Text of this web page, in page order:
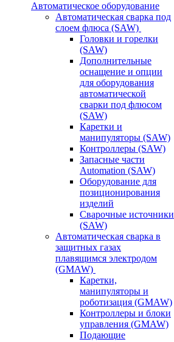
Автоматическое оборудование
Автоматическая сварка под
слоем флюса (SAW)
Головки и горелки
(SAW)
Дополнительные
оснащение и опции
для оборудования
автоматической
сварки под флюсом
(SAW)
Каретки и
манипуляторы (SAW)
Контроллеры (SAW)
Запасные части
Automation (SAW)
Оборудование для
позиционирования
изделий
Сварочные источники
(SAW)
Автоматическая сварка в
защитных газах
плавящимся электродом
(GMAW)
Каретки,
манипуляторы и
роботизация (GMAW)
Контроллеры и блоки
управления (GMAW)
Подающие